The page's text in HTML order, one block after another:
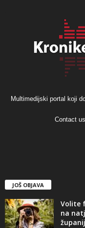
Multimedijski portal koji
Contact
JOŠ OBJAVA
Volite
na